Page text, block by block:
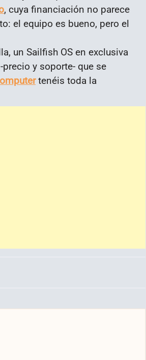
, cuya financiación no parece
el equipo es bueno, pero el
un Sailfish OS en exclusiva
y soporte- que se
tenéis toda la